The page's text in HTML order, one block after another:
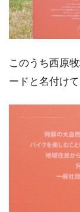
このうち西原
ードと名付けて